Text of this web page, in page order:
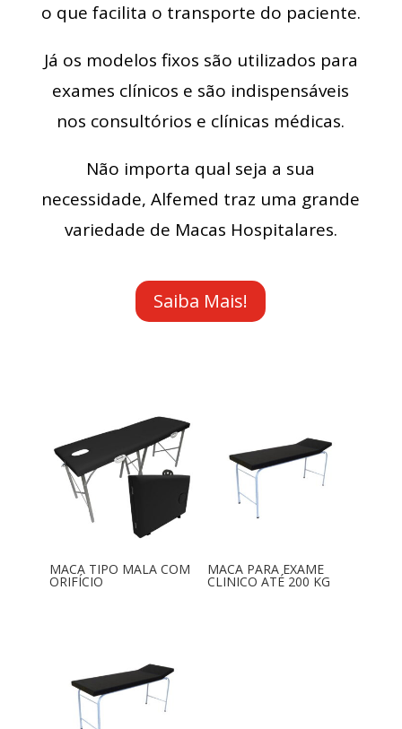
o que facilita o transporte do paciente.
Já os modelos fixos são utilizados para
exames clínicos e são indispensáveis
nos consultórios e clínicas médicas.
Não importa qual seja a sua
necessidade, Alfemed traz uma grande
variedade de Macas Hospitalares.
Saiba Mais!
MACA TIPO MALA COM
ORIFÍCIO
MACA PARA EXAME
CLINICO ATÉ 200 KG